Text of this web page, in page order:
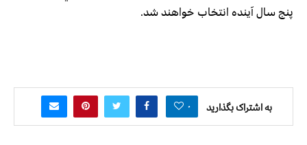
پنج سال آينده انتخاب خواهند شد.
به اشتراک بگذارید ۰